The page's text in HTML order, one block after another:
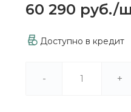
60 290 руб./
Доступно в кредит
- +